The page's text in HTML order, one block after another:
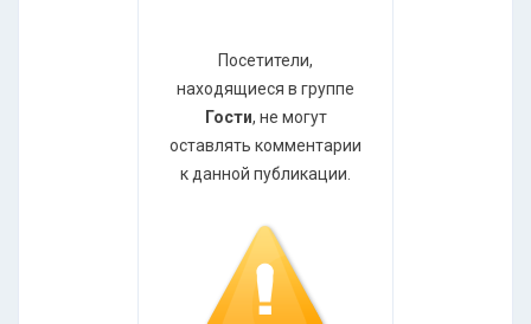
Посетители,
находящиеся в группе
Гости, не могут
оставлять комментарии
к данной публикации.